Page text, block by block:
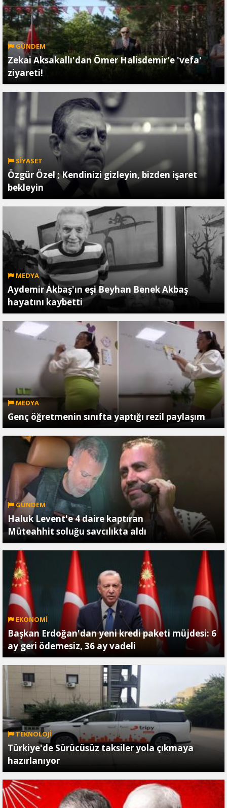
GÜNDEM
Zekai Aksakallı'dan Ömer Halisdemir'e 'vefa'
ziyareti!
SİYASET
Özgür Özel ; Kendinizi gizleyin, bizden işaret
bekleyin
MEDYA
Aydemir Akbaş'ın eşi Beyhan Benek Akbaş
hayatını kaybetti
MEDYA
Genç öğretmenin sınıfta yaptığı rezil paylaşım
GÜNDEM
Haluk Levent'e 4 daire kaptıran
Müteahhit soluğu savcılıkta aldı
EKONOMİ
Başkan Erdoğan'dan yeni kredi paketi müjdesi: 6
ay geri ödemesiz, 36 ay vadeli
TEKNOLOJİ
Türkiye'de Sürücüsüz taksiler yola çıkmaya
hazırlanıyor